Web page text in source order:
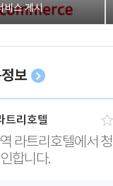
비스 게시
보
트리호텔
라트리호텔에서 청
합니다.